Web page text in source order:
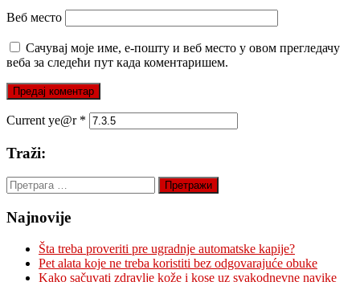
Веб место
Сачувај моје име, е-пошту и веб место у овом прегледачу
веба за следећи пут када коментаришем.
Current ye@r *
Traži:
Претрага
за:
Najnovije
Šta treba proveriti pre ugradnje automatske kapije?
Pet alata koje ne treba koristiti bez odgovarajuće obuke
Kako sačuvati zdravlje kože i kose uz svakodnevne navike